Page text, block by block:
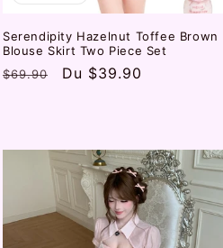
Serendipity Hazelnut Toffee Brown
Blouse Skirt Two Piece Set
Prix
$69.90
Prix
Du $39.90